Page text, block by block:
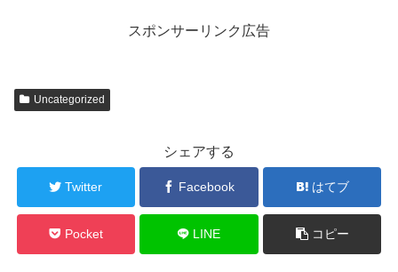
スポンサーリンク広告
Uncategorized
シェアする
Twitter Facebook はてブ
Pocket LINE コピー